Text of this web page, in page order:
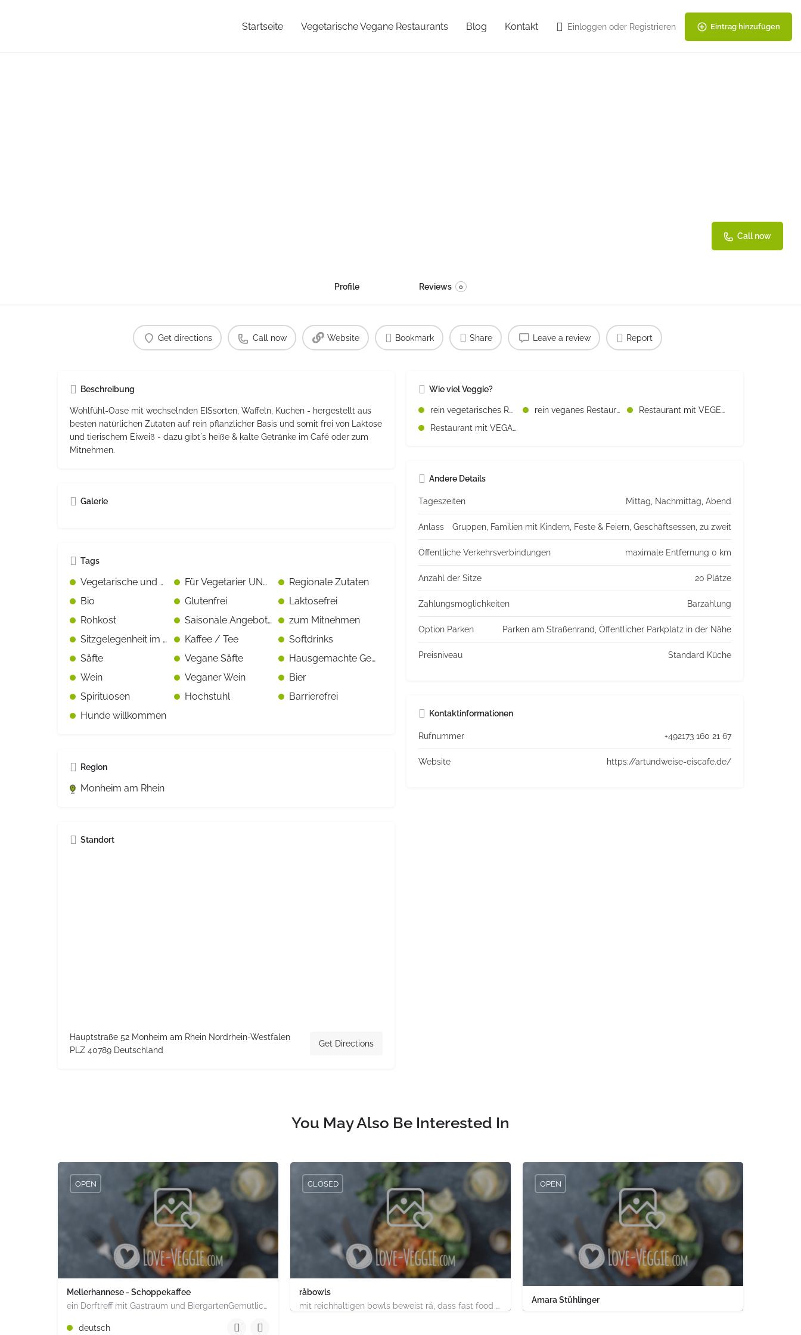
Startseite Vegetarische Vegane Restaurants Blog Kontakt Einloggen oder Registrieren Eintrag hinzufügen
Call now
Profile Reviews 0
Get directions Call now Website Bookmark Share Leave a review Report
Beschreibung
Wohlfühl-Oase mit wechselnden EISsorten, Waffeln, Kuchen - hergestellt aus
besten natürlichen Zutaten auf rein pflanzlicher Basis und somit frei von Laktose
und tierischem Eiweiß - dazu gibt´s heiße & kalte Getränke im Café oder zum
Mitnehmen.
Galerie
Tags
Vegetarische und Vegane Gerichte gekennzeichnet Für Vegetarier UND Fleisch-/Fischesser geeignet
Regionale Zutaten
Bio
Glutenfrei
Laktosefrei
Rohkost
Saisonale Angebote
zum Mitnehmen
Sitzgelegenheit im Freien
Kaffee / Tee
Softdrinks
Säfte
Vegane Säfte
Hausgemachte Getränke
Wein
Veganer Wein
Bier
Spirituosen
Hochstuhl
Barrierefrei
Hunde willkommen
Region
Monheim am Rhein
Standort
Hauptstraße 52 Monheim am Rhein Nordrhein-Westfalen
PLZ 40789 Deutschland
Get Directions
Wie viel Veggie?
rein vegetarisches Restaurant rein veganes Restaurant
Restaurant mit VEGETARISCHEN Speisen
Restaurant mit VEGANEN Speisen
Andere Details
Tageszeiten Mittag, Nachmittag, Abend
Anlass Gruppen, Familien mit Kindern, Feste & Feiern, Geschäftsessen, zu zweit
Öffentliche Verkehrsverbindungen maximale Entfernung 0 km
Anzahl der Sitze 20 Plätze
Zahlungsmöglichkeiten Barzahlung
Option Parken Parken am Straßenrand, Öffentlicher Parkplatz in der Nähe
Preisniveau Standard Küche
Kontaktinformationen
Rufnummer +492173 160 21 67
Website https://artundweise-eiscafe.de/
You May Also Be Interested In
Mellerhannese - Schoppekaffee
ein Dorftreff mit Gastraum und BiergartenGemütlich inmitten unserem idyllischen Trais Münzenberg, entlang…
+49 1520 1964851
OPEN
deutsch
råbowls
mit reichhaltigen bowls beweist rå, dass fast food gesund, nachhaltig und hundertprozentig vegan sein kann.…
CLOSED
Amara Stühlinger
OPEN